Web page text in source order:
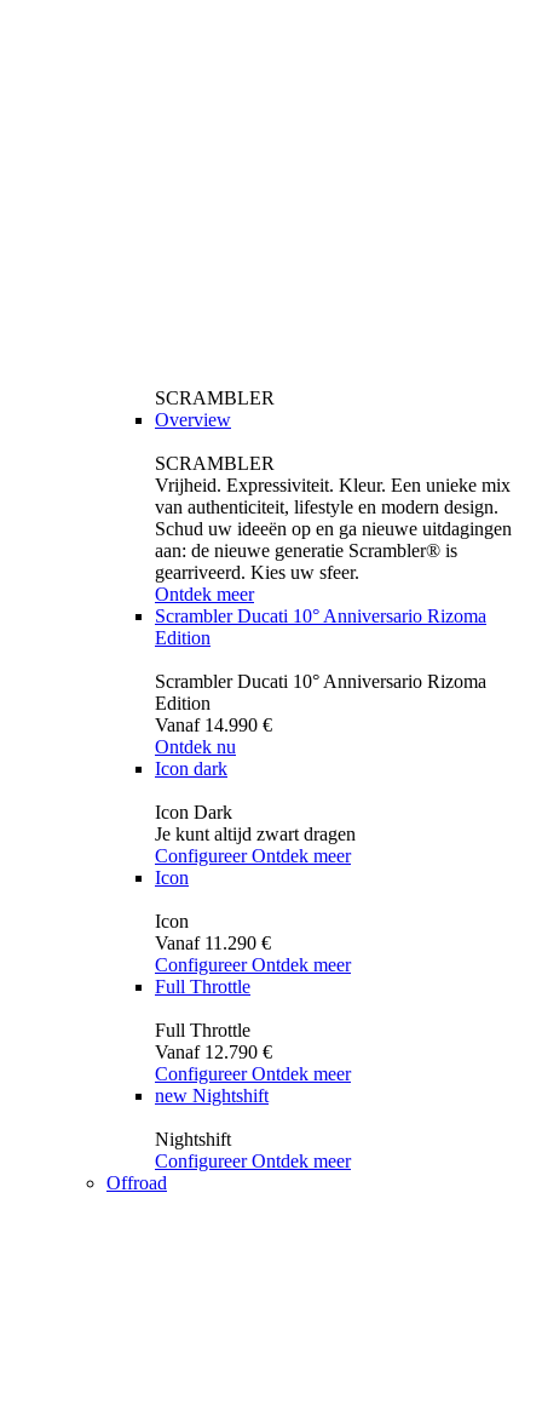
SCRAMBLER
Overview
SCRAMBLER
Vrijheid. Expressiviteit. Kleur. Een unieke mix
van authenticiteit, lifestyle en modern design.
Schud uw ideeën op en ga nieuwe uitdagingen
aan: de nieuwe generatie Scrambler® is
gearriveerd. Kies uw sfeer.
Ontdek meer
Scrambler Ducati 10° Anniversario Rizoma
Edition
Scrambler Ducati 10° Anniversario Rizoma
Edition
Vanaf 14.990 €
Ontdek nu
Icon dark
Icon Dark
Je kunt altijd zwart dragen
Configureer Ontdek meer
Icon
Icon
Vanaf 11.290 €
Configureer Ontdek meer
Full Throttle
Full Throttle
Vanaf 12.790 €
Configureer Ontdek meer
new Nightshift
Nightshift
Configureer Ontdek meer
Offroad